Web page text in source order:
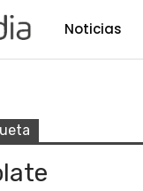
Noticias